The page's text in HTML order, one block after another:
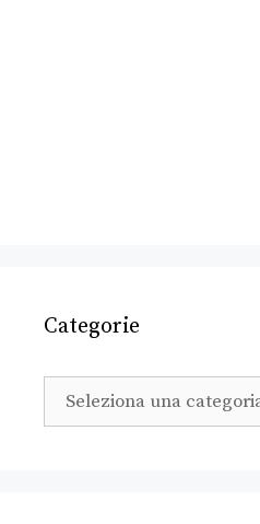
Categorie